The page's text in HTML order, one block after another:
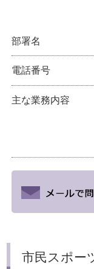
部署名
電話番号
主な業務内容
市民スポー